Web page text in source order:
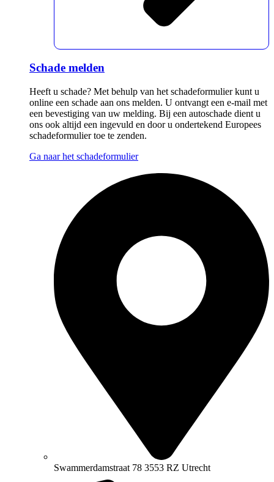
Schade melden
Heeft u schade? Met behulp van het schadeformulier kunt u
online een schade aan ons melden. U ontvangt een e-mail met
een bevestiging van uw melding. Bij een autoschade dient u
ons ook altijd een ingevuld en door u ondertekend Europees
schadeformulier toe te zenden.
Ga naar het schadeformulier
Swammerdamstraat 78 3553 RZ Utrecht